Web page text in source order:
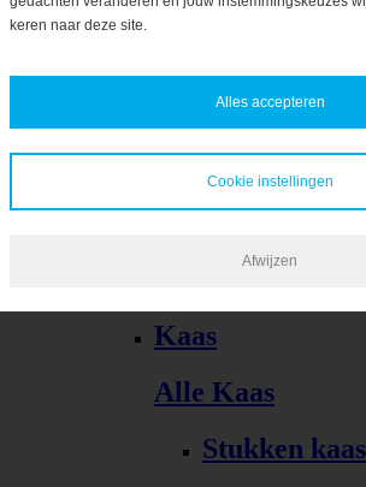
Bekijk alles
Kaas
Alle Kaas
Stukken kaas
keren naar deze site.
Alles accepteren
Cookie instellingen
Afwijzen